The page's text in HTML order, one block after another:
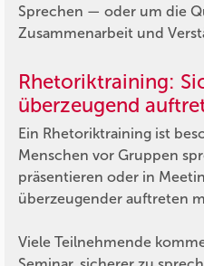
Sprechen — oder um die
Zusammenarbeit und
Rhetoriktraining:
überzeugend
Ein Rhetoriktraining ist
Menschen vor Gruppen
präsentieren oder in
überzeugender auftreten
Viele Teilnehmende